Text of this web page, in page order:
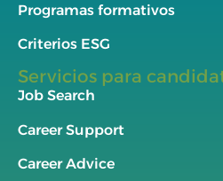
Programas formativos
Criterios ESG
Servicios para
Job Search
Career Support
Career Advice